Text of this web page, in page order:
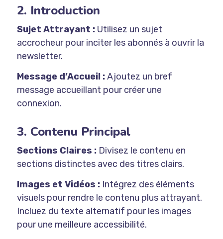
2. Introduction
Sujet Attrayant :Utilisez un sujet
accrocheur pour inciter les abonnés à ouvrir la
newsletter.
Message d’Accueil :Ajoutez un bref
message accueillant pour créer une
connexion.
3. Contenu Principal
Sections Claires :Divisez le contenu en
sections distinctes avec des titres clairs.
Images et Vidéos :Intégrez des éléments
visuels pour rendre le contenu plus attrayant.
Incluez du texte alternatif pour les images
pour une meilleure accessibilité.